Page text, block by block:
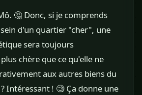
🤔 Donc, si je comprends
d'un quartier "cher", une
sera toujours
chère que ce qu'elle ne
aux autres biens du
Intéressant ! 🧐 Ça donne une